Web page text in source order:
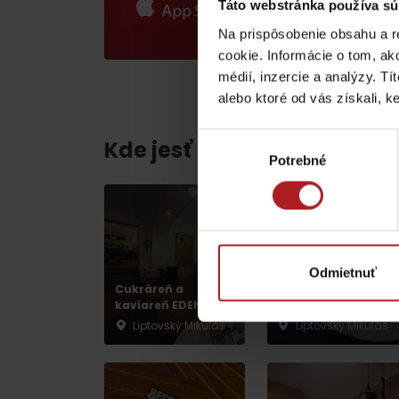
Táto webstránka používa
Na prispôsobenie obsahu a
cookie. Informácie o tom,
médií, inzercie a analýzy.
alebo ktoré od vás získali,
Potrebné
Odmietnuť
KAMERY
dediny v Pribyline
ZOZNAM ATRAKCII PRE DETI
O značke Produkt Liptova
ZOZNAM PRODUKTOV LIPTOVA
Kde jesť a piť v blízkosti:
Cukráreň a
kaviareň EDEN
Liptovský Mikuláš
Mladosť
Liptovský Mikuláš